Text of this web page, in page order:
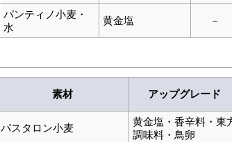
パンティノ小麦・
水
黄金塩 －
素材 アップグレード
パスタロン小麦
黄金塩・香辛料・東
調味料・鳥卵